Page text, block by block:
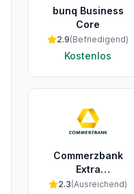
bunq Business
Core
2.9(Befriedigend)
Kostenlos
Commerzbank
Extra
Geschäftskonto
2.3(Ausreichend)